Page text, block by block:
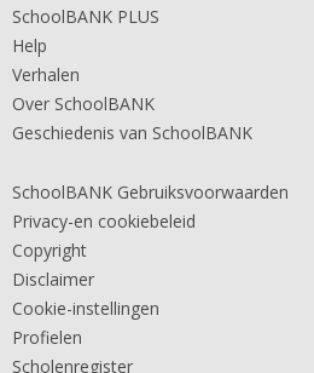
SchoolBANK PLUS
Help
Verhalen
Over SchoolBANK
Geschiedenis van SchoolBANK
SchoolBANK Gebruiksvoorwaarden
Privacy-en cookiebeleid
Copyright
Disclaimer
Cookie-instellingen
Profielen
Scholenregister